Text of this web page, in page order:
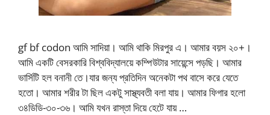
gf bf codon আমি সাদিয়া। আমি থাকি মিরপুর এ। আমার বয়স ২০+।
আমি একটি বেসরকারি বিশ্ববিদ্যালয়ে কম্পিউটার সায়েন্সে পড়ছি। আমার
ভার্সিটি হল বনানী তে।যার জন্য প্রতিদিন অনেকটা পথ বাসে করে যেতে
হতো। আমার শরীর টা ছিল একটু সাস্থ্যবতী বলা যায়। আমার ফিগার হলো
৩৪ডিডি-৩০-৩৬। আমি যখন রাস্তা দিয়ে হেটে যায় …